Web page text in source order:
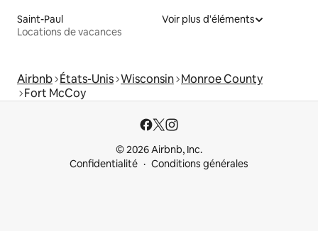
Saint-Paul
Locations de vacances
Voir plus d'éléments
Airbnb États-Unis Wisconsin Monroe County
Fort McCoy
© 2026 Airbnb, Inc.
Confidentialité
Conditions générales